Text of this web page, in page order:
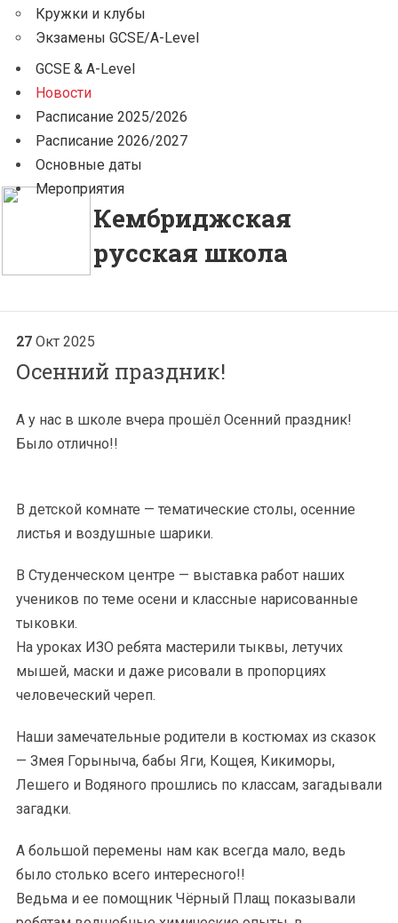
Кружки и клубы
Экзамены GCSE/A-Level
GCSE & A-Level
Новости
Расписание 2025/2026
Расписание 2026/2027
Основные даты
Мероприятия
Кембриджская
русская школа
27 Окт 2025
Осенний праздник!
А у нас в школе вчера прошёл Осенний праздник!
Было отлично!!
В детской комнате — тематические столы, осенние
листья и воздушные шарики.
В Студенческом центре — выставка работ наших
учеников по теме осени и классные нарисованные
тыковки.
На уроках ИЗО ребята мастерили тыквы, летучих
мышей, маски и даже рисовали в пропорциях
человеческий череп.
Наши замечательные родители в костюмах из сказок
— Змея Горыныча, бабы Яги, Кощея, Кикиморы,
Лешего и Водяного прошлись по классам, загадывали
загадки.
А большой перемены нам как всегда мало, ведь
было столько всего интересного!!
Ведьма и ее помощник Чёрный Плащ показывали